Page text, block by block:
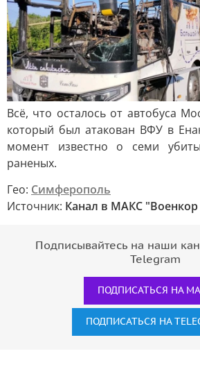
Всё, что осталось от автобуса
который был атакован ВФУ в
момент известно о семи
раненых.
Гео: Симферополь
Источник: Канал в МАКС
Подписывайтесь на наши
Telegram
ПОДПИСАТЬСЯ НА
ПОДПИСАТЬСЯ НА